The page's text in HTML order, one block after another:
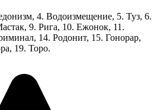
4. Водоизмещение, 5. Туз, 6.
9. Рига, 10. Ежонок, 11.
14. Родонит, 15. Гонорар,
19. Торо.